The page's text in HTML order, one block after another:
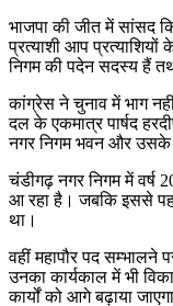
भाजपा की जीत में सांसद
प्रत्याशी आप
निगम की पदेन सदस्य हैं
कांग्रेस ने चुनाव में भाग
दल के एकमात्र पार्षद
नगर निगम भवन और उसके
चंडीगढ़ नगर निगम में वर्ष
आ रहा है। जबकि इससे
था।
वहीं महापौर पद सम्भालने
उनका कार्यकाल में भी
कार्यों को आगे बढ़ाया